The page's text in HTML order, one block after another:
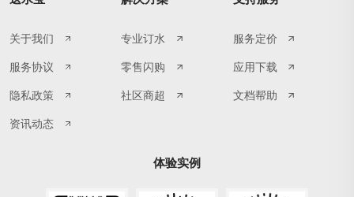
关于我们
服务协议
隐私政策
资讯动态
专业订水
零售闪购
社区商超
服务定价
应用下载
文档帮助
体验实例